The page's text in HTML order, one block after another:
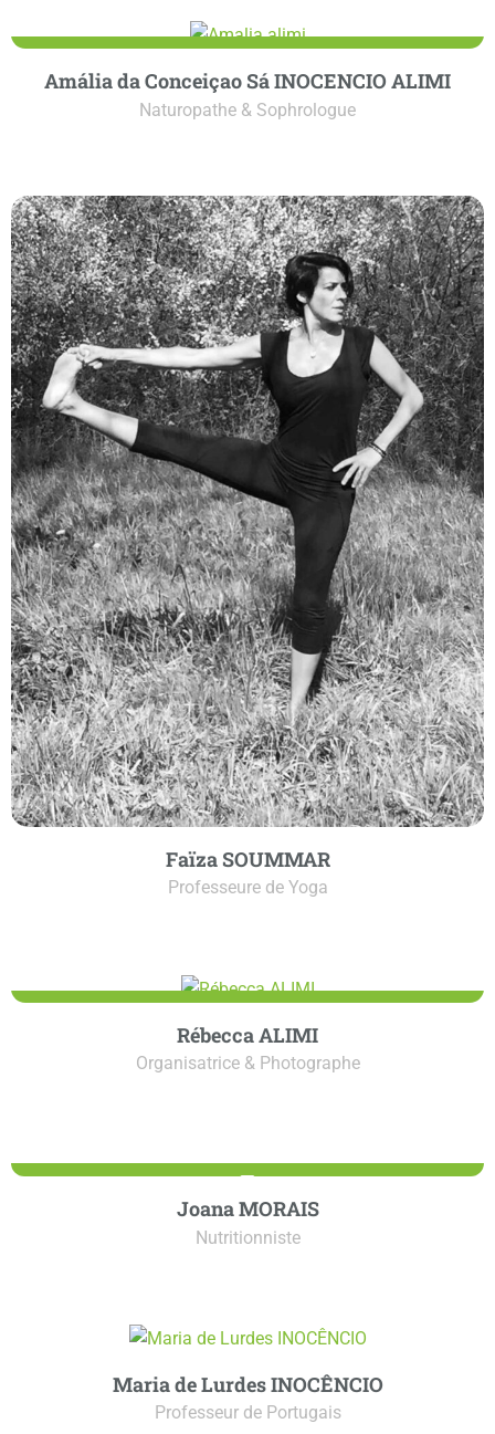
Amália da Conceiçao Sá INOCENCIO ALIMI
Naturopathe & Sophrologue
Faïza SOUMMAR
Professeure de Yoga
Rébecca ALIMI
Organisatrice & Photographe
Joana MORAIS
Nutritionniste
Maria de Lurdes INOCÊNCIO
Professeur de Portugais